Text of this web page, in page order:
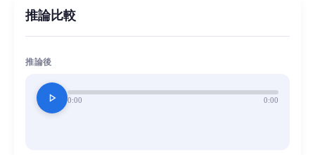
推論比較
推論後
play_arrow 0:00 0:00